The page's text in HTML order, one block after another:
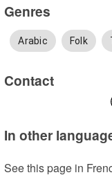
Genres
Arabic Folk
Contact
In other
See this page in